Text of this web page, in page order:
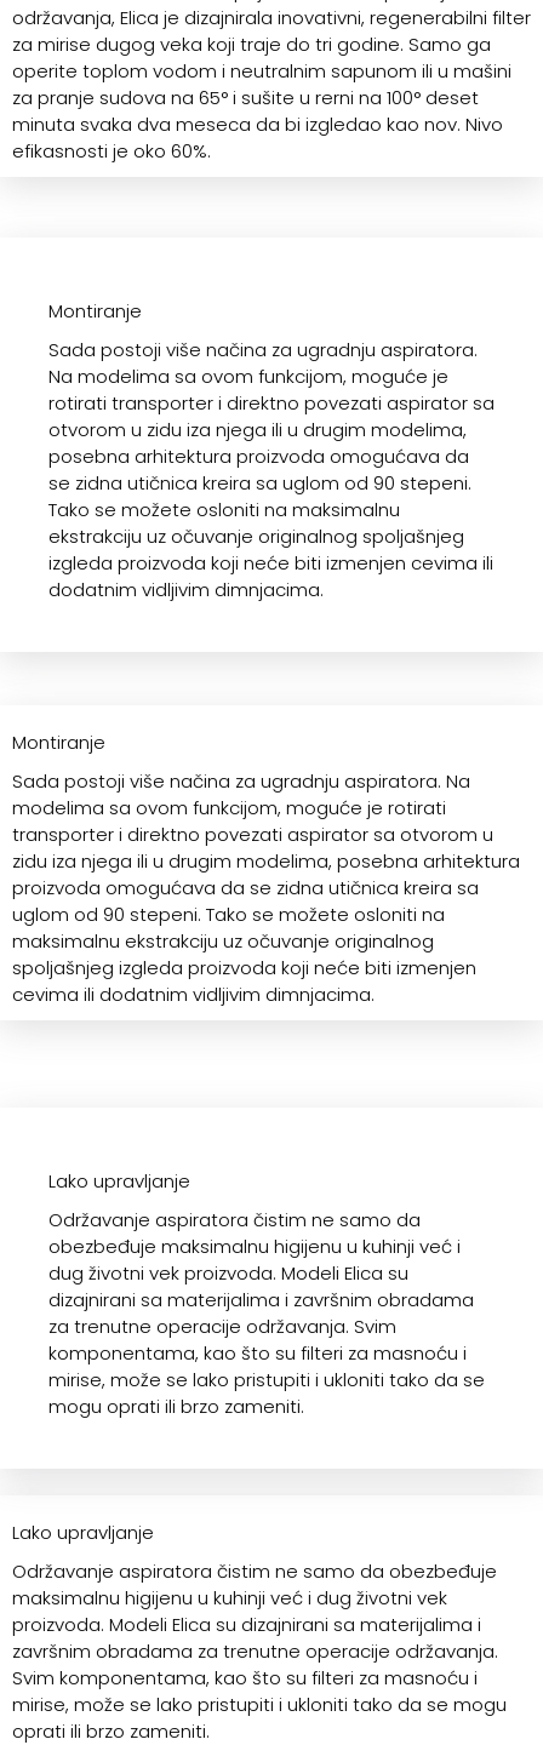
održavanja, Elica je dizajnirala inovativni, regenerabilni filter
za mirise dugog veka koji traje do tri godine. Samo ga
operite toplom vodom i neutralnim sapunom ili u mašini
za pranje sudova na 65° i sušite u rerni na 100° deset
minuta svaka dva meseca da bi izgledao kao nov. Nivo
efikasnosti je oko 60%.
Montiranje
Sada postoji više načina za ugradnju aspiratora.
Na modelima sa ovom funkcijom, moguće je
rotirati transporter i direktno povezati aspirator sa
otvorom u zidu iza njega ili u drugim modelima,
posebna arhitektura proizvoda omogućava da
se zidna utičnica kreira sa uglom od 90 stepeni.
Tako se možete osloniti na maksimalnu
ekstrakciju uz očuvanje originalnog spoljašnjeg
izgleda proizvoda koji neće biti izmenjen cevima ili
dodatnim vidljivim dimnjacima.
Montiranje
Sada postoji više načina za ugradnju aspiratora. Na
modelima sa ovom funkcijom, moguće je rotirati
transporter i direktno povezati aspirator sa otvorom u
zidu iza njega ili u drugim modelima, posebna arhitektura
proizvoda omogućava da se zidna utičnica kreira sa
uglom od 90 stepeni. Tako se možete osloniti na
maksimalnu ekstrakciju uz očuvanje originalnog
spoljašnjeg izgleda proizvoda koji neće biti izmenjen
cevima ili dodatnim vidljivim dimnjacima.
Lako upravljanje
Održavanje aspiratora čistim ne samo da
obezbeđuje maksimalnu higijenu u kuhinji već i
dug životni vek proizvoda. Modeli Elica su
dizajnirani sa materijalima i završnim obradama
za trenutne operacije održavanja. Svim
komponentama, kao što su filteri za masnoću i
mirise, može se lako pristupiti i ukloniti tako da se
mogu oprati ili brzo zameniti.
Lako upravljanje
Održavanje aspiratora čistim ne samo da obezbeđuje
maksimalnu higijenu u kuhinji već i dug životni vek
proizvoda. Modeli Elica su dizajnirani sa materijalima i
završnim obradama za trenutne operacije održavanja.
Svim komponentama, kao što su filteri za masnoću i
mirise, može se lako pristupiti i ukloniti tako da se mogu
oprati ili brzo zameniti.